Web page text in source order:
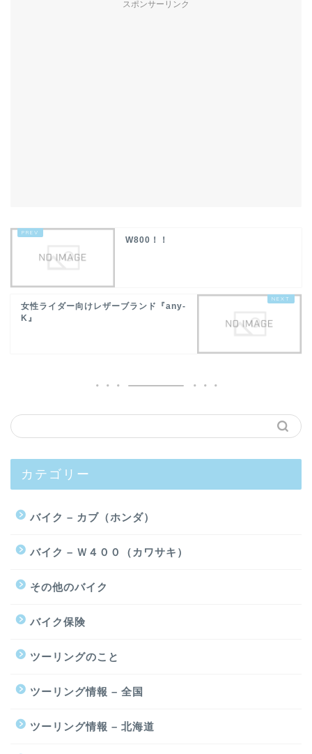
スポンサーリンク
W800！！
女性ライダー向けレザーブランド『any-
K』
カテゴリー
バイク – カブ（ホンダ）
バイク – Ｗ４００（カワサキ）
その他のバイク
バイク保険
ツーリングのこと
ツーリング情報 – 全国
ツーリング情報 – 北海道